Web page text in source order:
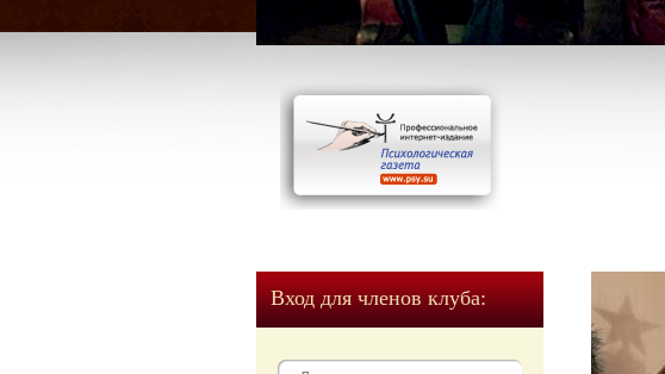
Вход для членов клуба: